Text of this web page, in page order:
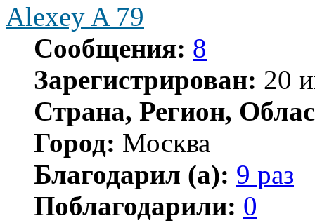
Alexey A 79
Сообщения: 8
Зарегистрирован: 20
Страна, Регион,
Город: Москва
Благодарил (а): 9 раз
Поблагодарили: 0